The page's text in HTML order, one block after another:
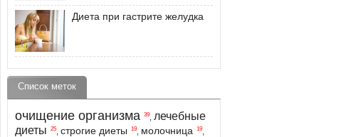
Диета при гастрите желудка
Список меток
очищение организма 39
лечебные
диеты
25 строгие диеты 19 молочница 19